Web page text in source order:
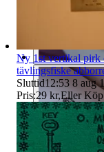
Ny 1st vertikal pirk
tävlingsfiske
Sluttid12:53 8 aug
Pris:29 kr,Eller